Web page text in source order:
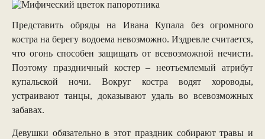
Представить обряды на Ивана Купала без огромного
костра на берегу водоема невозможно. Издревле считается,
что огонь способен защищать от всевозможной нечисти.
Поэтому праздничный костер – неотъемлемый атрибут
купальской ночи. Вокруг костра водят хороводы,
устраивают танцы, доказывают удаль во всевозможных
забавах.
Девушки обязательно в этот праздник собирают травы и